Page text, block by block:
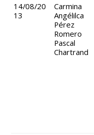
14/08/20
13
Carmina
Angélilca
Pérez
Romero
Pascal
Chartrand